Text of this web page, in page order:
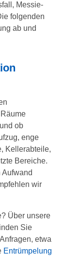
Messie-
folgenden
ab und
ob
enge
Kellerabteile,
Bereiche.
wir
Über unsere
Sie
etwa
Entrümpelung